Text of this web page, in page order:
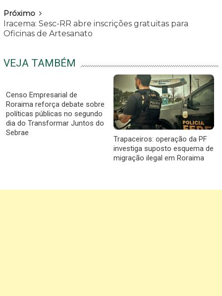
Próximo
Iracema: Sesc-RR abre inscrições gratuitas para
Oficinas de Artesanato
VEJA TAMBÉM
Censo Empresarial de
Roraima reforça debate sobre
políticas públicas no segundo
dia do Transformar Juntos do
Sebrae
Trapaceiros: operação da PF
investiga suposto esquema de
migração ilegal em Roraima